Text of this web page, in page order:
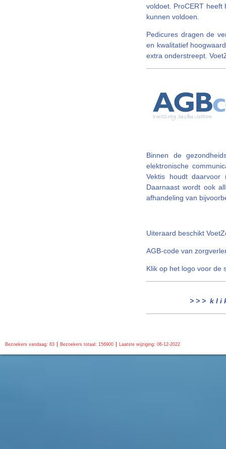
voldoet. ProCERT heeft
kunnen voldoen.
Pedicures dragen de
en kwalitatief
extra onderstreept.
Binnen de
elektronische
Vektis houdt
Daarnaast wordt ook
afhandeling van
Uiteraard beschikt
AGB-code van
Klik op het logo voor de
> > > k l
Bezoekers vandaag: 83 Bezoekers totaal: 156900 Laatste wijziging: 06-12-2022